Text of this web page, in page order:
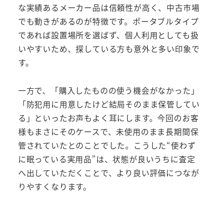
な実績あるメーカー品は信頼性が高く、中古市場
でも動きがあるのが特徴です。ポータブルタイプ
であれば設置場所を選ばず、個人利用としても扱
いやすいため、探している方も意外と多い印象で
す。
一方で、「購入したものの使う機会がなかった」
「防犯用に用意したけど結局そのまま保管してい
る」といったお声もよく耳にします。今回のお客
様もまさにそのケースで、未使用のまま長期間保
管されていたとのことでした。こうした“使わず
に眠っている実用品”は、状態が良いうちに査定
へ出していただくことで、より良い評価につなが
りやすくなります。